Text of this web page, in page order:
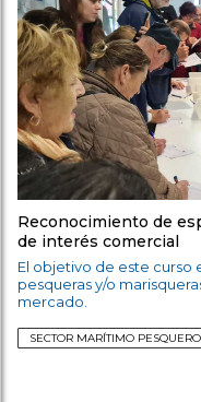
Reconocimiento de
de interés comercial
El objetivo de este curso
pesqueras y/o
mercado.
SECTOR MARÍTIMO PESQUERO